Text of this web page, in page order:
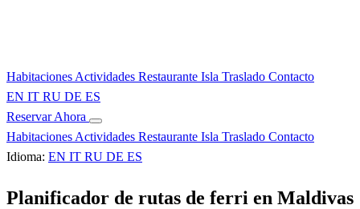
Habitaciones Actividades Restaurante Isla Traslado Contacto
EN IT RU DE ES
Reservar Ahora
Habitaciones Actividades Restaurante Isla Traslado Contacto
Idioma: EN IT RU DE ES
Planificador de rutas de ferri en Maldivas